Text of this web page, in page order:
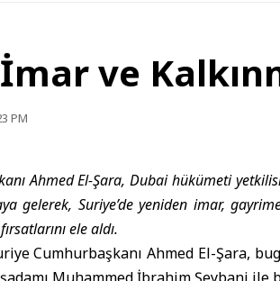
ve
PM
Ahmed El-Şara, Dubai hükümeti
gelerek, Suriye’de yeniden imar,
ele aldı.
Cumhurbaşkanı Ahmed El-Şara,